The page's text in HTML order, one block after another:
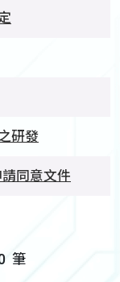
研發
同意文件
筆